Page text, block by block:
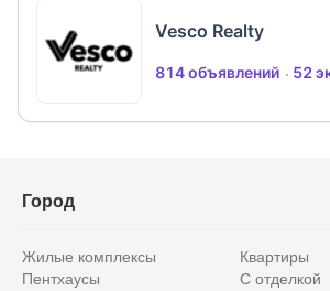
Vesco Realty
814 объявлений 52
Город
Жилые комплексы
Квартиры
Пентхаусы
С отделкой